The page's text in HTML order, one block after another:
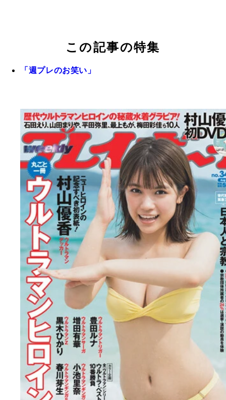
この記事の特集
「週プレのお笑い」